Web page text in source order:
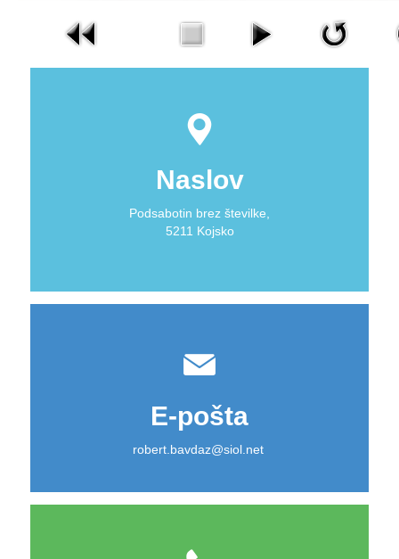
Naslov
Podsabotin brez številke,
5211 Kojsko
E-pošta
robert.bavdaz@siol.net